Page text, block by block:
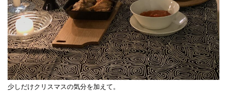
少しだけクリスマスの気分を加えて。